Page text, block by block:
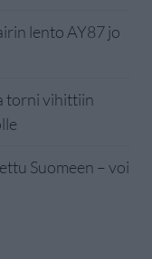
lento AY87 jo
torni vihittiin
Suomeen – voi